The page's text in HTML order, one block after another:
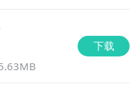
下载